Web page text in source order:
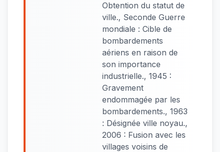
Obtention du statut de
ville., Seconde Guerre
mondiale : Cible de
bombardements
aériens en raison de
son importance
industrielle., 1945 :
Gravement
endommagée par les
bombardements., 1963
: Désignée ville noyau.,
2006 : Fusion avec les
villages voisins de